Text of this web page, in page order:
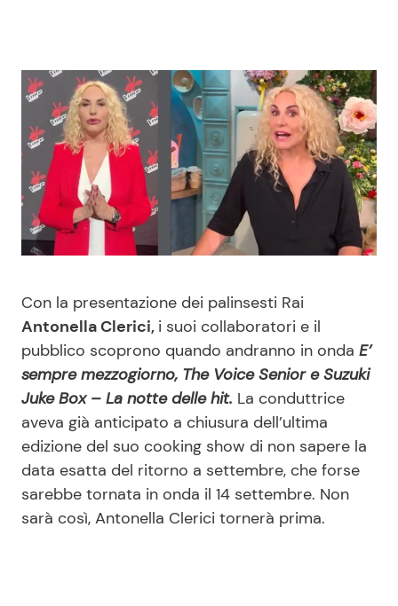
News Spettacolo
Benessere
Casa
Moda e Style
Mondo Mamma
News benessere
Salute
Viaggi e Turismo
Festività
Cucina e Ricette
Consigli di Cucina
Dolci
Le Ricette in TV
Primi Piatti
Ricette Facili e Veloci
Ricette Feste
Ricette per Bambini
Con la presentazione dei palinsesti Rai
Antonella Clerici, i suoi collaboratori e il
pubblico scoprono quando andranno in onda E’
sempre mezzogiorno, The Voice Senior e Suzuki
Juke Box – La notte delle hit. La conduttrice
aveva già anticipato a chiusura dell’ultima
edizione del suo cooking show di non sapere la
data esatta del ritorno a settembre, che forse
sarebbe tornata in onda il 14 settembre. Non
sarà così, Antonella Clerici tornerà prima.